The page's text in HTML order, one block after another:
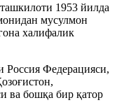
1953 йилда
мусулмон
халифалик
Россия Федерацияси,
ва бошқа бир қатор